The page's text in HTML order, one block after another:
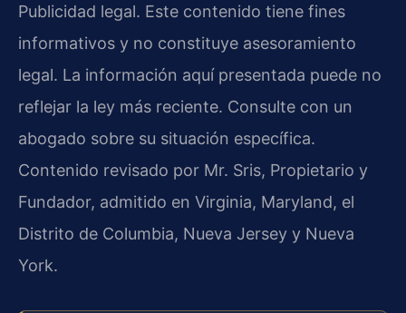
Publicidad legal. Este contenido tiene fines
informativos y no constituye asesoramiento
legal. La información aquí presentada puede no
reflejar la ley más reciente. Consulte con un
abogado sobre su situación específica.
Contenido revisado por Mr. Sris, Propietario y
Fundador, admitido en Virginia, Maryland, el
Distrito de Columbia, Nueva Jersey y Nueva
York.